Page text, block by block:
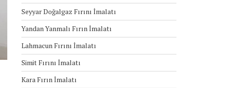
Seyyar Doğalgaz Fırını İmalatı
Yandan Yanmalı Fırın İmalatı
Lahmacun Fırını İmalatı
Simit Fırını İmalatı
Kara Fırın İmalatı